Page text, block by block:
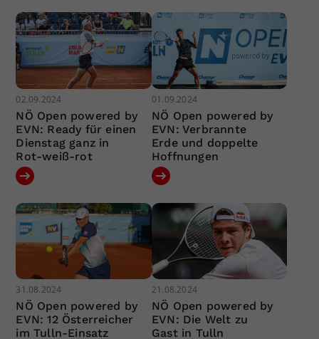
02.09.2024
NÖ Open powered by
EVN: Ready für einen
Dienstag ganz in
Rot-weiß-rot
01.09.2024
NÖ Open powered by
EVN: Verbrannte
Erde und doppelte
Hoffnungen
31.08.2024
NÖ Open powered by
EVN: 12 Österreicher
im Tulln-Einsatz
21.08.2024
NÖ Open powered by
EVN: Die Welt zu
Gast in Tulln